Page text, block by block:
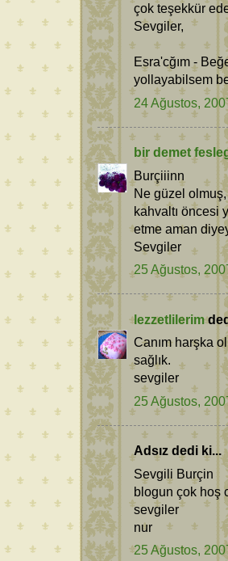
çok teşekkür
Sevgiler,
Esra'cğım -
yollayabilsem
24 Ağustos,
bir demet
Burçiiinn
Ne güzel olmuş,
kahvaltı öncesi
etme aman
Sevgiler
25 Ağustos,
lezzetlilerim
Canım harşka
sağlık.
sevgiler
25 Ağustos,
Adsız dedi ki...
Sevgili Burçin
blogun çok hoş
sevgiler
nur
25 Ağustos,